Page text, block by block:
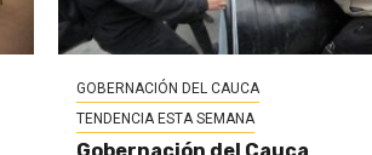
GOBERNACIÓN DEL CAUCA
TENDENCIA ESTA SEMANA